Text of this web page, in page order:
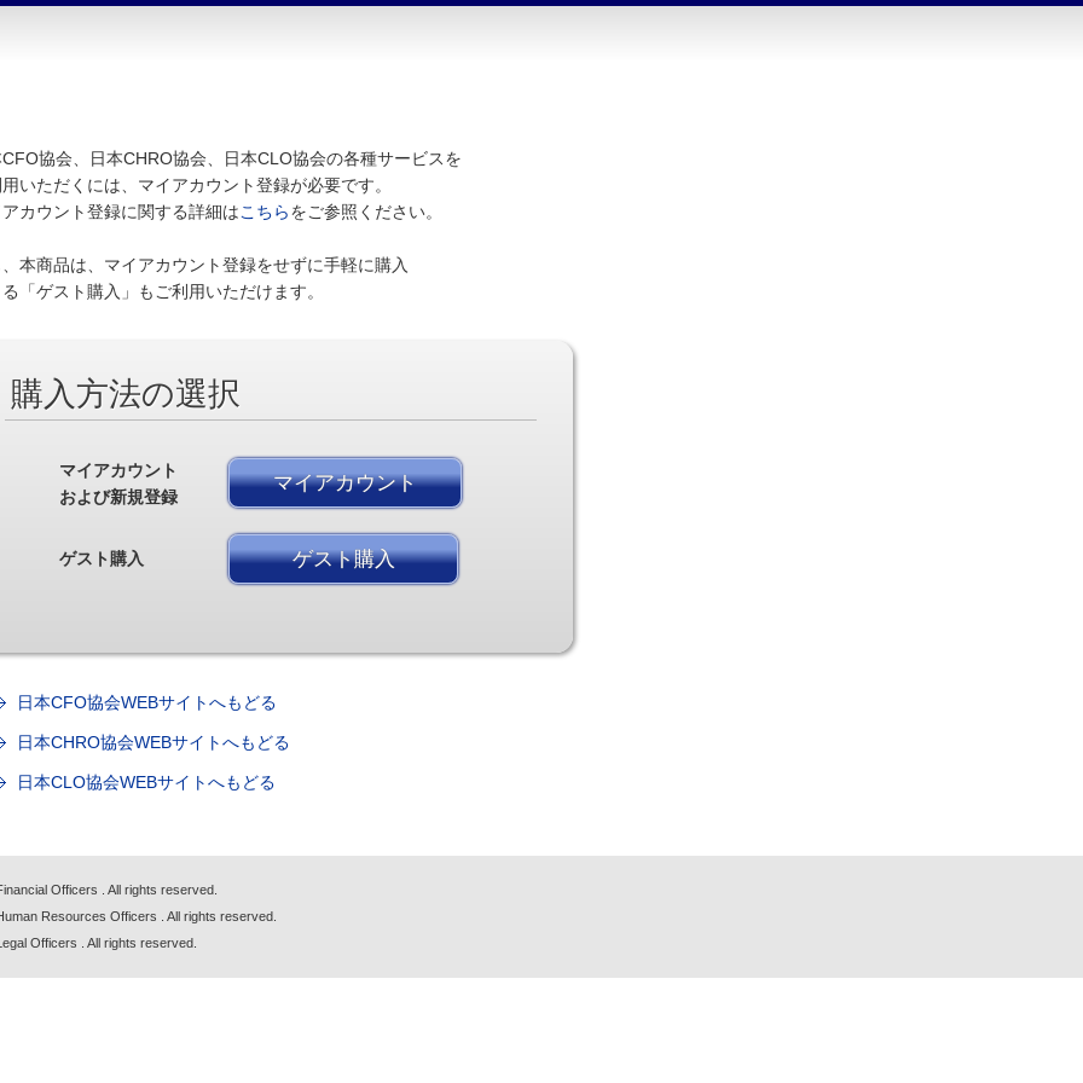
CFO協会、日本CHRO協会、日本CLO協会の各種サービスを
用いただくには、マイアカウント登録が必要です。
カウント登録に関する詳細はこちらをご参照ください。
本商品は、マイアカウント登録をせずに手軽に購入
「ゲスト購入」もご利用いただけます。
購入方法の選択
マイアカウント
および新規登録
マイアカウント
ゲスト購入 ゲスト購入
日本CFO協会WEBサイトへもどる
日本CHRO協会WEBサイトへもどる
日本CLO協会WEBサイトへもどる
Officers . All rights reserved.
Resources Officers . All rights reserved.
Officers . All rights reserved.